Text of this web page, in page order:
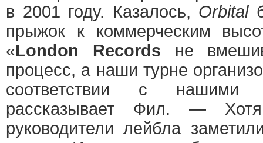
в 2001 году. Казалось, Orbital
прыжок к коммерческим
«London Records не
процесс, а наши турне
соответствии с нашими
рассказывает Фил. —
руководители лейбла